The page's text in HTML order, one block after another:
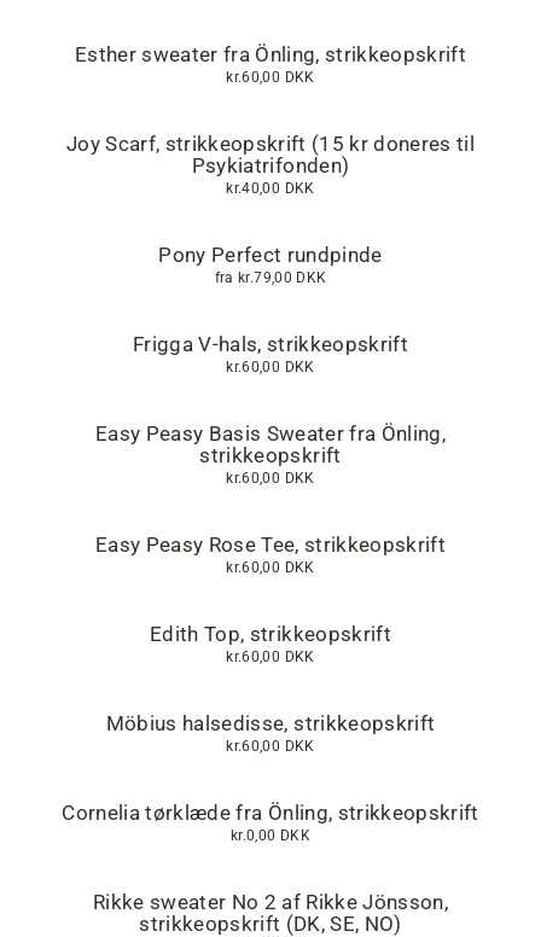
Esther sweater fra Önling, strikkeopskrift
kr.60,00 DKK
Joy Scarf, strikkeopskrift (15 kr doneres til
Psykiatrifonden)
kr.40,00 DKK
Pony Perfect rundpinde
fra kr.79,00 DKK
Frigga V-hals, strikkeopskrift
kr.60,00 DKK
Easy Peasy Basis Sweater fra Önling,
strikkeopskrift
kr.60,00 DKK
Easy Peasy Rose Tee, strikkeopskrift
kr.60,00 DKK
Edith Top, strikkeopskrift
kr.60,00 DKK
Möbius halsedisse, strikkeopskrift
kr.60,00 DKK
Cornelia tørklæde fra Önling, strikkeopskrift
kr.0,00 DKK
Rikke sweater No 2 af Rikke Jönsson,
strikkeopskrift (DK, SE, NO)